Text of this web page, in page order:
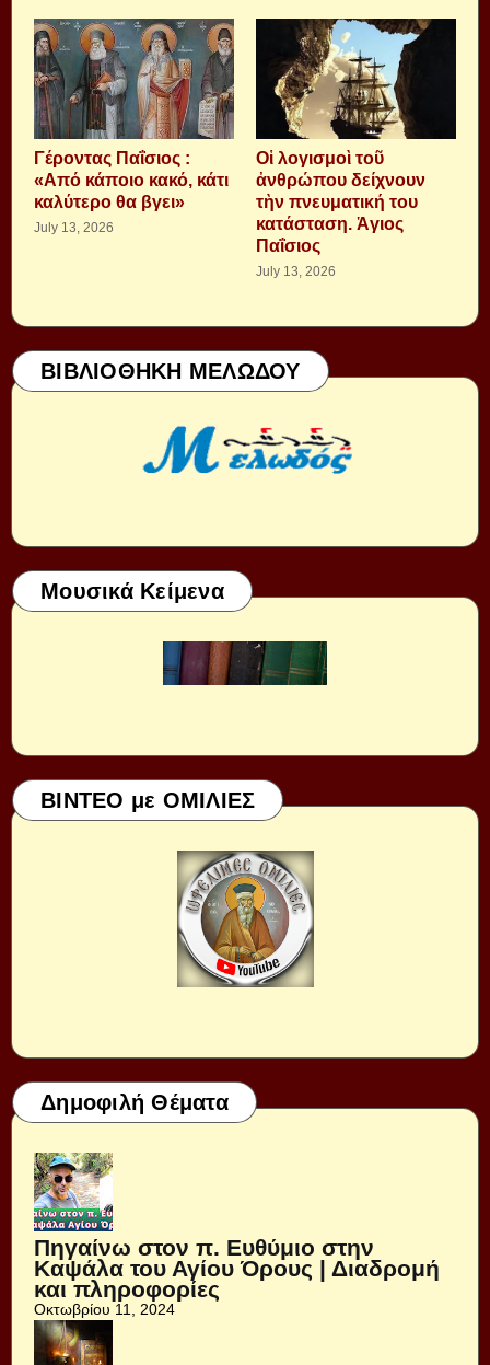
Γέροντας Παΐσιος :
«Από κάποιο κακό, κάτι
καλύτερο θα βγει»
July 13, 2026
Οἱ λογισμοὶ τοῦ
ἀνθρώπου δείχνουν
τὴν πνευματική του
κατάσταση. Ἁγιος
Παΐσιος
July 13, 2026
ΒΙΒΛΙΟΘΗΚΗ ΜΕΛΩΔΟΥ
Μουσικά Κείμενα
ΒΙΝΤΕΟ με ΟΜΙΛΙΕΣ
Δημοφιλή Θέματα
Πηγαίνω στον π. Ευθύμιο στην
Καψάλα του Αγίου Όρους | Διαδρομή
και πληροφορίες
Οκτωβρίου 11, 2024